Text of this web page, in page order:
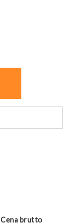
Cena brutto